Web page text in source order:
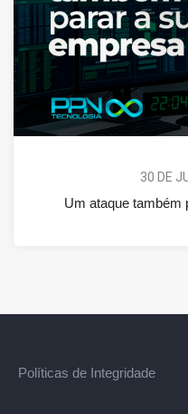
30 DE
Um ataque também
Políticas de Integridade